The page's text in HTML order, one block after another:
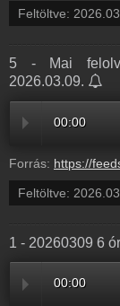
Feltöltve:
5 - Mai
2026.03.09.
00:00
Forrás: https://feeds.soundcloud.com/
Feltöltve:
1 - 20260309 6
00:00